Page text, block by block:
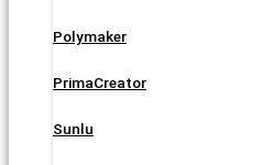
Polymaker
PrimaCreator
Sunlu